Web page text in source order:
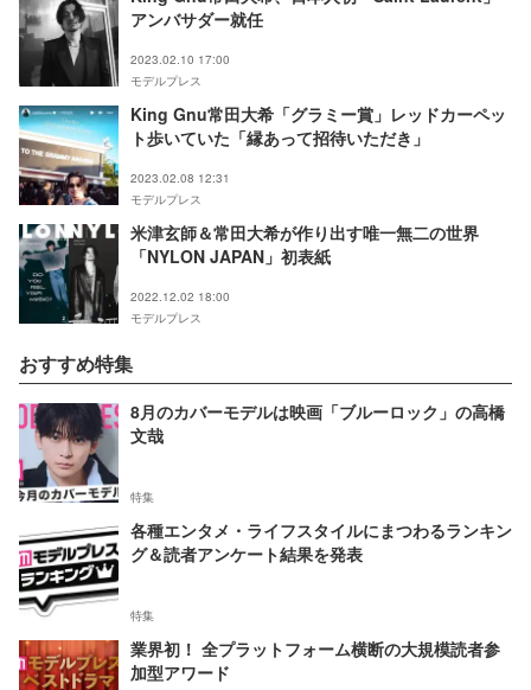
アンバサダー就任
2023.02.10 17:00
モデルプレス
King Gnu常田大希「グラミー賞」レッドカーペッ
ト歩いていた「縁あって招待いただき」
2023.02.08 12:31
モデルプレス
米津玄師＆常田大希が作り出す唯一無二の世界
「NYLON JAPAN」初表紙
2022.12.02 18:00
モデルプレス
おすすめ特集
8月のカバーモデルは映画「ブルーロック」の高橋
文哉
特集
各種エンタメ・ライフスタイルにまつわるランキン
グ＆読者アンケート結果を発表
特集
業界初！ 全プラットフォーム横断の大規模読者参
加型アワード